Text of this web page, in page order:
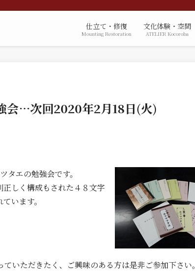
仕立て・修復
Mounting Restoration
文化体験・空間
ATELIER Kocoroba
会…次回2020年2月18日(火)
タエの勉強会です。
しく構成もされた４８文字
います。
いただきたく、ご興味のある方は是非ご参加下さい。